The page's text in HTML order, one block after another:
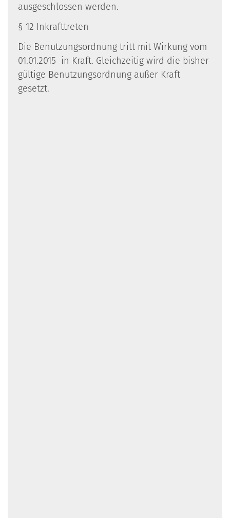
ausgeschlossen werden.
§ 12 Inkrafttreten
Die Benutzungsordnung tritt mit Wirkung vom
01.01.2015 in Kraft. Gleichzeitig wird die bisher
gültige Benutzungsordnung außer Kraft
gesetzt.